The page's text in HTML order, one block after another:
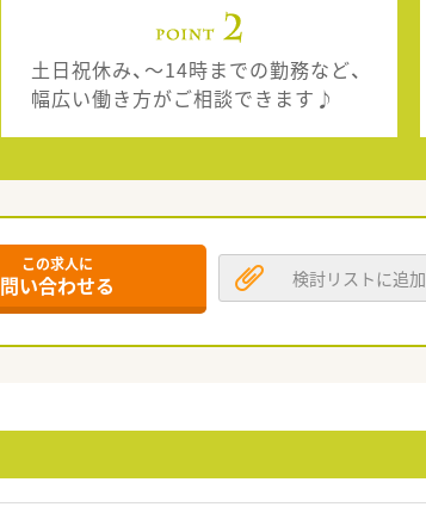
土日祝休み、～14時までの勤務など、
幅広い働き方がご相談できます♪
この求人に
問い合わせる 検討リストに追加